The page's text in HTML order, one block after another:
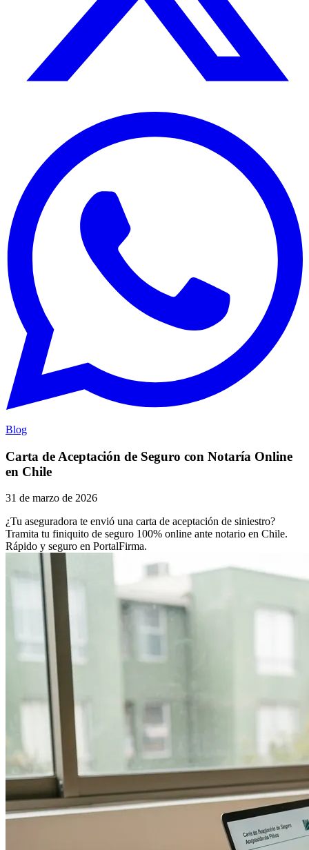
Blog
Carta de Aceptación de Seguro con Notaría Online
en Chile
31 de marzo de 2026
¿Tu aseguradora te envió una carta de aceptación de siniestro?
Tramita tu finiquito de seguro 100% online ante notario en Chile.
Rápido y seguro en PortalFirma.